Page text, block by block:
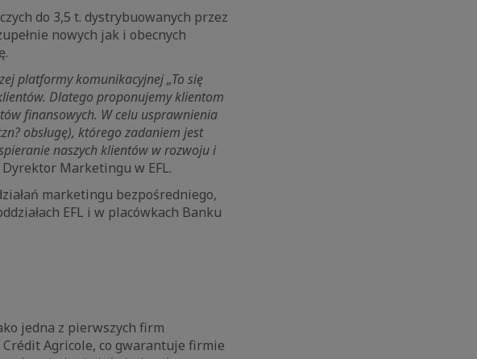
do 3,5 t. dystrybuowanych przez
nowych jak i obecnych
platformy komunikacyjnej „To się
Dlatego proponujemy klientom
finansowych. W celu usprawnienia
obsługę), którego zadaniem jest
naszych klientów w rozwoju i
Marketingu w EFL.
marketingu bezpośredniego,
EFL i w placówkach Banku
jedna z pierwszych firm
Crédit Agricole, co gwarantuje firmie